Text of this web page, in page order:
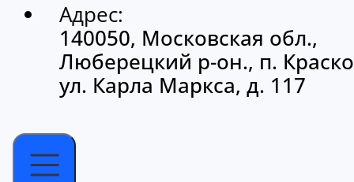
Адрес:
140050, Московская обл.,
Люберецкий р-он., п.
ул. Карла Маркса, д. 117